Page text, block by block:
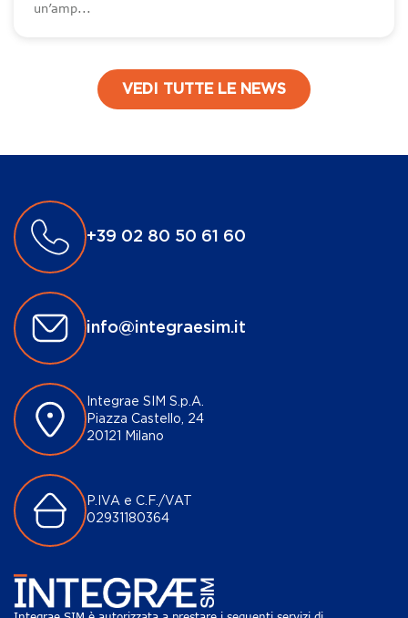
un’amp...
VEDI TUTTE LE NEWS
+39 02 80 50 61 60
info@integraesim.it
Integrae SIM S.p.A.
Piazza Castello, 24
20121 Milano
P.IVA e C.F./VAT
02931180364